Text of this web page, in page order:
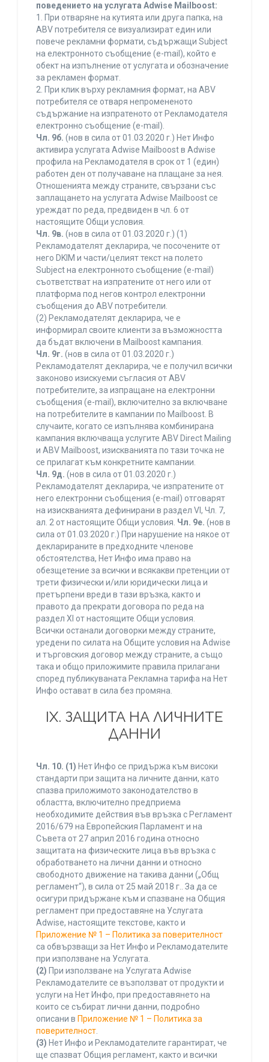
поведението на услугата Adwise Mailboost:
1. При отваряне на кутията или друга папка, на
ABV потребителя се визуализират един или
повече рекламни формати, съдържащи Subject
на електронното съобщение (e-mail), който е
обект на изпълнение от услугата и обозначение
за рекламен формат.
2. При клик върху рекламния формат, на ABV
потребителя се отваря непромененото
съдържание на изпратеното от Рекламодателя
електронно съобщение (e-mail).
Чл. 9б. (нов в сила от 01.03.2020 г.) Нет Инфо
активира услугата Adwise Mailboost в Adwise
профила на Рекламодателя в срок от 1 (един)
работен ден от получаване на плащане за нея.
Отношенията между страните, свързани със
заплащането на услугата Adwise Mailboost се
уреждат по реда, предвиден в чл. 6 от
настоящите Общи условия.
Чл. 9в. (нов в сила от 01.03.2020 г.) (1)
Рекламодателят декларира, че посочените от
него DKIM и части/целият текст на полето
Subject на електронното съобщение (e-mail)
съответстват на изпратените от него или от
платформа под негов контрол електронни
съобщения до ABV потребители.
(2) Рекламодателят декларира, че е
информирал своите клиенти за възможността
да бъдат включени в Mailboost кампания.
Чл. 9г. (нов в сила от 01.03.2020 г.)
Рекламодателят декларира, че е получил всички
законово изискуеми съгласия от ABV
потребителите, за изпращане на електронни
съобщения (e-mail), включително за включване
на потребителите в кампании по Mailboost. В
случаите, когато се изпълнява комбинирана
кампания включваща услугите ABV Direct Mailing
и ABV Mailboost, изискванията по тази точка не
се прилагат към конкретните кампании.
Чл. 9д. (нов в сила от 01.03.2020 г.)
Рекламодателят декларира, че изпратените от
него електронни съобщения (e-mail) отговарят
на изискванията дефинирани в раздел VI, Чл. 7,
ал. 2 от настоящите Общи условия. Чл. 9е. (нов в
сила от 01.03.2020 г.) При нарушение на някое от
декларираните в предходните членове
обстоятелства, Нет Инфо има право на
обезщетение за всички и всякакви претенции от
трети физически и/или юридически лица и
претърпени вреди в тази връзка, както и
правото да прекрати договора по реда на
раздел XI от настоящите Общи условия.
Всички останали договорки между страните,
уредени по силата на Общите условия на Adwise
и търговския договор между страните, а също
така и общо приложимите правила прилагани
според публикуваната Рекламна тарифа на Нет
Инфо остават в сила без промяна.
IХ. ЗАЩИТА НА ЛИЧНИТЕ
ДАННИ
Чл. 10. (1) Нет Инфо се придържа към високи
стандарти при защита на личните данни, като
спазва приложимото законодателство в
областта, включително предприема
необходимите действия във връзка с Регламент
2016/679 на Европейския Парламент и на
Съвета от 27 април 2016 година относно
защитата на физическите лица във връзка с
обработването на лични данни и относно
свободното движение на такива данни („Общ
регламент“), в сила от 25 май 2018 г.. За да се
осигури придържане към и спазване на Общия
регламент при предоставяне на Услугата
Adwise, настоящите текстове, както и
Приложение № 1 – Политика за поверителност
са обвързващи за Нет Инфо и Рекламодателите
при използване на Услугата.
(2) При използване на Услугата Adwise
Рекламодателите се възползват от продукти и
услуги на Нет Инфо, при предоставянето на
които се събират лични данни, подробно
описани в Приложение № 1 – Политика за
поверителност.
(3) Нет Инфо и Рекламодателите гарантират, че
ще спазват Общия регламент, както и всички